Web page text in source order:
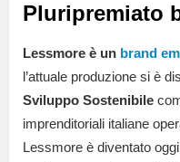
Pluripremiato
Lessmore è un brand
l’attuale produzione si è
Sviluppo Sostenibile
imprenditoriali italiane
Lessmore è diventato